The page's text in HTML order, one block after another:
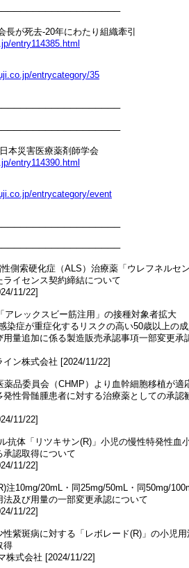
が死去‐20年にわたり組織牽引
entry114385.html
entrycategory/35
本災害医療薬剤師学会
entry114390.html
entrycategory/event
側索硬化症（ALS）治療薬「ウレフネルセ
イセンス契約締結について
11/22]
レックスビー筋注用」の接種対象者拡大
症が重症化するリスクの高い50歳以上の
量追加に係る製造販売承認事項一部変更承
ン株式会社 [2024/11/22]
品委員会（CHMP）より血幹細胞移植が適
性骨髄腫患者に対する治療薬としての承認
11/22]
体「リツキサン(R)」小児の慢性特発性血
認取得について
11/22]
10mg/20mL・同25mg/50mL・同50mg/
及び用量の一部変更承認について
11/22]
紫斑病に対する「レボレード(R)」の小児用
得
式会社 [2024/11/22]